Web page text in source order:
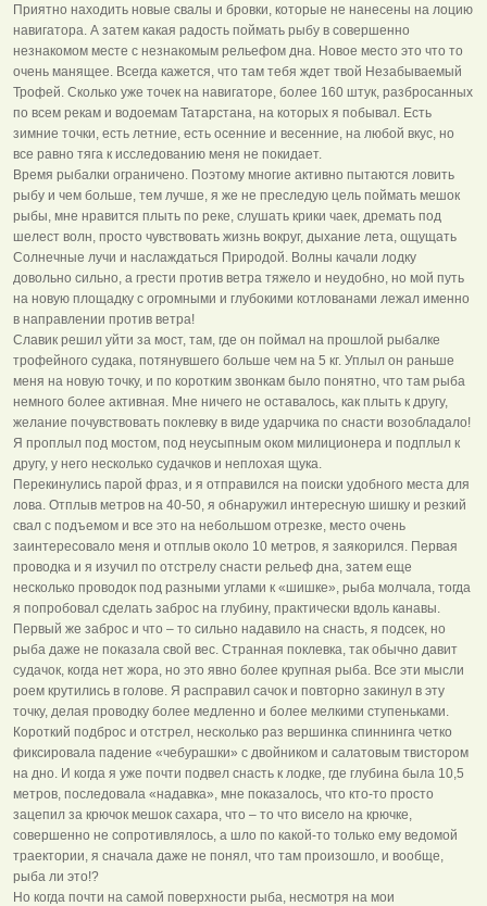
Приятно находить новые свалы и бровки, которые не нанесены на лоцию
навигатора. А затем какая радость поймать рыбу в совершенно
незнакомом месте с незнакомым рельефом дна. Новое место это что то
очень манящее. Всегда кажется, что там тебя ждет твой Незабываемый
Трофей. Сколько уже точек на навигаторе, более 160 штук, разбросанных
по всем рекам и водоемам Татарстана, на которых я побывал. Есть
зимние точки, есть летние, есть осенние и весенние, на любой вкус, но
все равно тяга к исследованию меня не покидает.
Время рыбалки ограничено. Поэтому многие активно пытаются ловить
рыбу и чем больше, тем лучше, я же не преследую цель поймать мешок
рыбы, мне нравится плыть по реке, слушать крики чаек, дремать под
шелест волн, просто чувствовать жизнь вокруг, дыхание лета, ощущать
Солнечные лучи и наслаждаться Природой. Волны качали лодку
довольно сильно, а грести против ветра тяжело и неудобно, но мой путь
на новую площадку с огромными и глубокими котлованами лежал именно
в направлении против ветра!
Славик решил уйти за мост, там, где он поймал на прошлой рыбалке
трофейного судака, потянувшего больше чем на 5 кг. Уплыл он раньше
меня на новую точку, и по коротким звонкам было понятно, что там рыба
немного более активная. Мне ничего не оставалось, как плыть к другу,
желание почувствовать поклевку в виде ударчика по снасти возобладало!
Я проплыл под мостом, под неусыпным оком милиционера и подплыл к
другу, у него несколько судачков и неплохая щука.
Перекинулись парой фраз, и я отправился на поиски удобного места для
лова. Отплыв метров на 40-50, я обнаружил интересную шишку и резкий
свал с подъемом и все это на небольшом отрезке, место очень
заинтересовало меня и отплыв около 10 метров, я заякорился. Первая
проводка и я изучил по отстрелу снасти рельеф дна, затем еще
несколько проводок под разными углами к «шишке», рыба молчала, тогда
я попробовал сделать заброс на глубину, практически вдоль канавы.
Первый же заброс и что – то сильно надавило на снасть, я подсек, но
рыба даже не показала свой вес. Странная поклевка, так обычно давит
судачок, когда нет жора, но это явно более крупная рыба. Все эти мысли
роем крутились в голове. Я расправил сачок и повторно закинул в эту
точку, делая проводку более медленно и более мелкими ступеньками.
Короткий подброс и отстрел, несколько раз вершинка спиннинга четко
фиксировала падение «чебурашки» с двойником и салатовым твистором
на дно. И когда я уже почти подвел снасть к лодке, где глубина была 10,5
метров, последовала «надавка», мне показалось, что кто-то просто
зацепил за крючок мешок сахара, что – то что висело на крючке,
совершенно не сопротивлялось, а шло по какой-то только ему ведомой
траектории, я сначала даже не понял, что там произошло, и вообще,
рыба ли это!?
Но когда почти на самой поверхности рыба, несмотря на мои